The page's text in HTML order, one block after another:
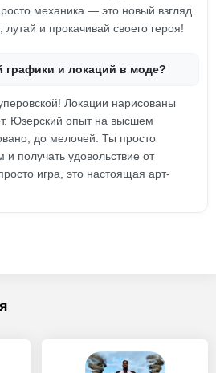
механика — это новый взгляд
и прокачивай своего героя!
графики и локаций в моде?
Локации нарисованы
Юзерский опыт на высшем
до мелочей. Ты просто
и получать удовольствие от
игра, это настоящая арт-